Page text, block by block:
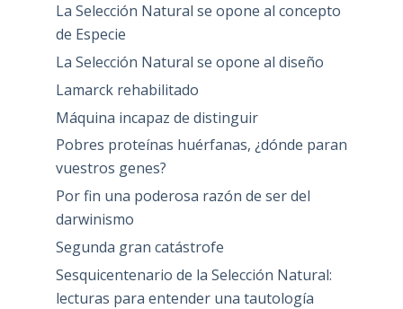
La Selección Natural se opone al concepto
de Especie
La Selección Natural se opone al diseño
Lamarck rehabilitado
Máquina incapaz de distinguir
Pobres proteínas huérfanas, ¿dónde paran
vuestros genes?
Por fin una poderosa razón de ser del
darwinismo
Segunda gran catástrofe
Sesquicentenario de la Selección Natural:
lecturas para entender una tautología